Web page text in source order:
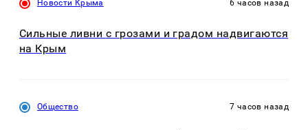
Новости Крыма 6 часов назад
Сильные ливни с грозами и градом надвигаются
на Крым
Общество 7 часов назад